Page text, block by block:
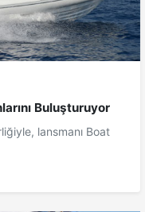
Buluşturuyor
lansmanı Boat